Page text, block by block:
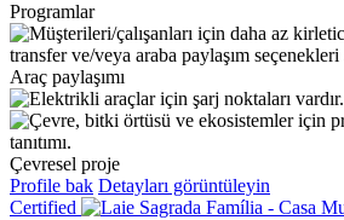
Programlar
Araç paylaşımı
Çevresel proje
Profile bak Detayları görüntüleyin
Certified